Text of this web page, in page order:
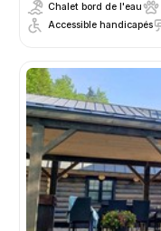
Chalet bord de l'eau
Accessible handicapés